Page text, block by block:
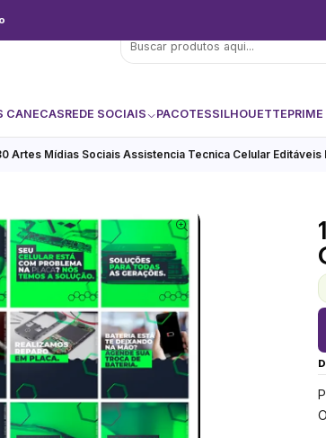
CANECASREDE SOCIAIS PACOTESSILHOUETTE
Artes Mídias Sociais Assistencia Tecnica Celular Editáveis